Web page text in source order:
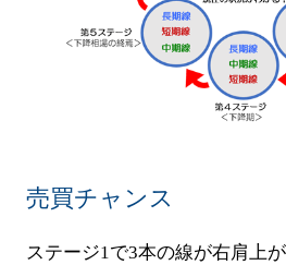
売買チャンス
ステージ1で3本の線が右肩上